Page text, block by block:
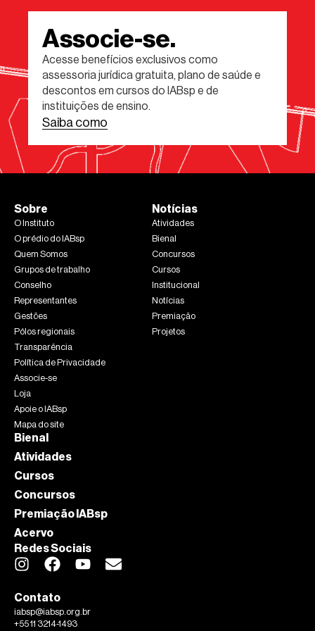
Associe-se.
Acesse benefícios exclusivos como
assessoria jurídica gratuita, plano de saúde e
descontos em cursos do IABsp e de
instituições de ensino.
Saiba como
Sobre
O Instituto
O prédio do IABsp
Quem Somos
Grupos de trabalho
Conselho
Representantes
Gestões
Pólos regionais
Transparência
Política de Privacidade
Associe-se
Loja
Apoie o IABsp
Mapa do site
Notícias
Atividades
Bienal
Concursos
Cursos
Institucional
Notícias
Premiação
Projetos
Bienal
Atividades
Cursos
Concursos
Premiação IABsp
Acervo
Redes Sociais
Contato
iabsp@iabsp.org.br
+55 11 3214-1493